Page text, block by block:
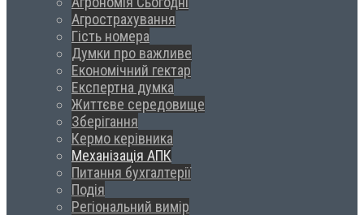
Агрострахування
Гість номера
Думки про важливе
Економічний гектар
Експертна думка
Життєве середовище
Зберігання
Кермо керівника
Механізація АПК
Питання бухгалтерії
Подія
Регіональний вимір